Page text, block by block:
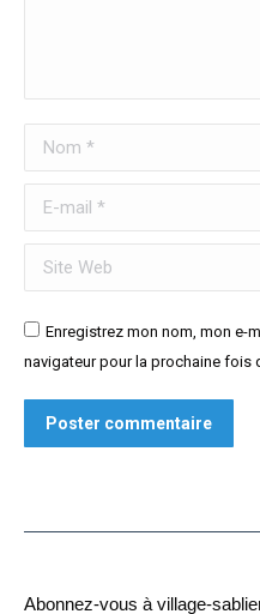
Nom *
E-mail *
Site Web
Enregistrez mon nom, mon e-
navigateur pour la prochaine fois
Poster commentaire
Abonnez-vous à village-